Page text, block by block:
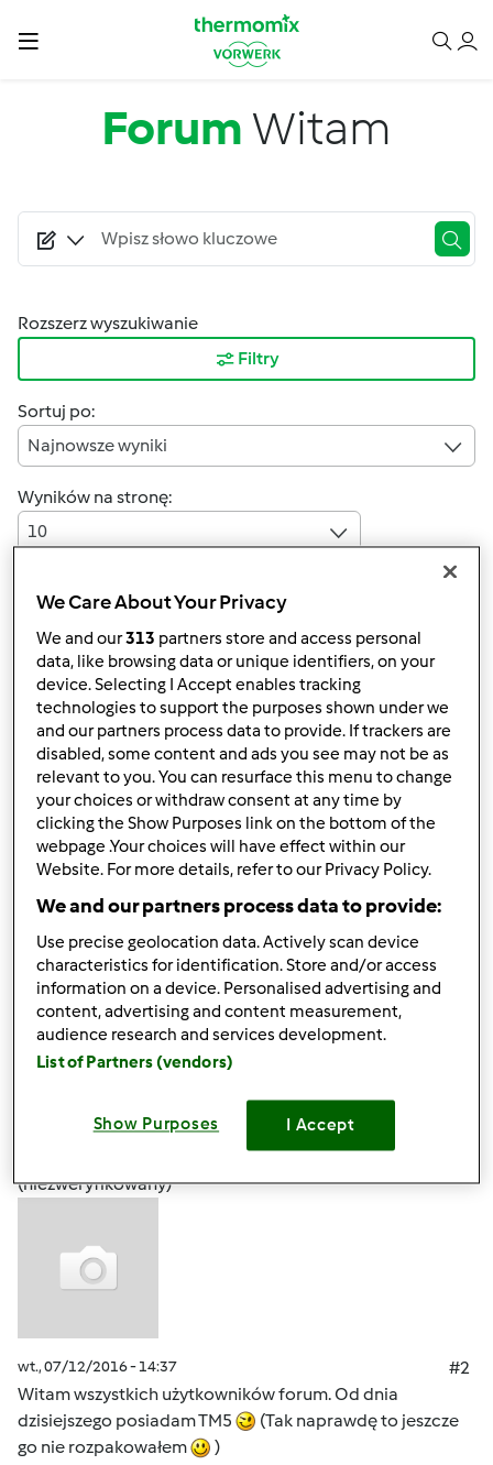
Forum Witam
Rozszerz wyszukiwanie
Filtry
Sortuj po:
Najnowsze wyniki
Wyników na stronę:
10
4 | Ostatni wpis
Szybka odpowiedź
fungii (niezweryfikowany)
pt., 03/13/2020 - 08:10
----------------------
Fungalor Premium Plus
Góra strony
Zalogujlub
komentarze
(niezweryfikowany)
wt., 07/12/2016 - 14:37
#2
Witam wszystkich użytkowników forum. Od dnia
dzisiejszego posiadam TM5
(Tak naprawdę to jeszcze
go nie rozpakowałem
)
We Care About Your Privacy
We and our313 partners store and access personal
data, like browsing data or unique identifiers, on your
device. Selecting I Accept enables tracking
technologies to support the purposes shown under we
and our partners process data to provide. If trackers are
disabled, some content and ads you see may not be as
relevant to you. You can resurface this menu to change
your choices or withdraw consent at any time by
clicking the Show Purposes link on the bottom of the
webpage .Your choices will have effect within our
Website. For more details, refer to our Privacy Policy.
We and our partners process data to provide:
Use precise geolocation data. Actively scan device
characteristics for identification. Store and/or access
information on a device. Personalised advertising and
content, advertising and content measurement,
audience research and services development.
List of Partners (vendors)
Show Purposes I Accept